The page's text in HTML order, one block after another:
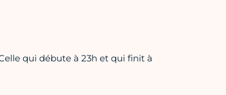
qui débute à 23h et qui finit à